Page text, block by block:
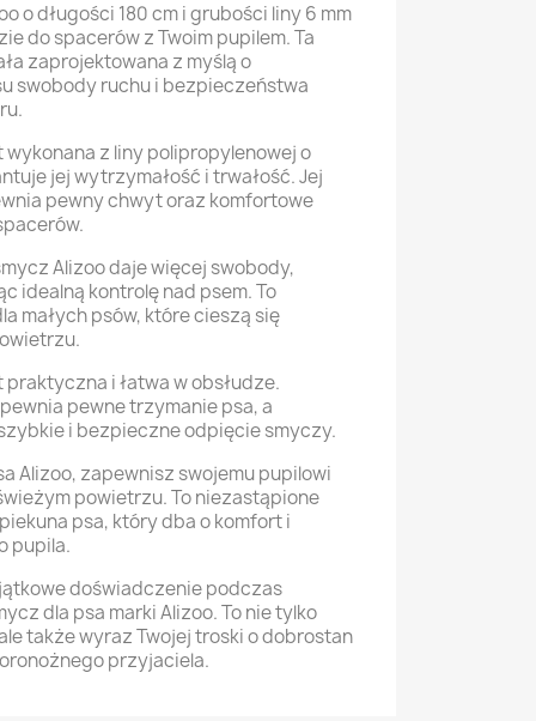
o długości 180 cm i grubości liny 6 mm
do spacerów z Twoim pupilem. Ta
zaprojektowana z myślą o
swobody ruchu i bezpieczeństwa
wykonana z liny polipropylenowej o
jej wytrzymałość i trwałość. Jej
pewny chwyt oraz komfortowe
Alizoo daje więcej swobody,
idealną kontrolę nad psem. To
małych psów, które cieszą się
i łatwa w obsłudze.
pewne trzymanie psa, a
i bezpieczne odpięcie smyczy.
Alizoo, zapewnisz swojemu pupilowi
powietrzu. To niezastąpione
psa, który dba o komfort i
pupila.
doświadczenie podczas
dla psa marki Alizoo. To nie tylko
także wyraz Twojej troski o dobrostan
przyjaciela.